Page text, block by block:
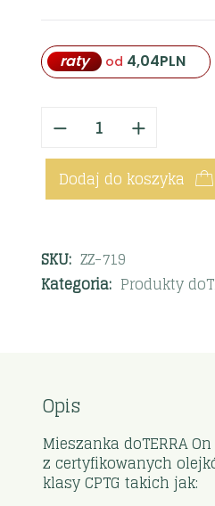
raty od 4,04PLN
Dodaj do koszyka
SKU: ZZ-719
Kategoria: Produkty
Opis
Mieszanka doTERRA
z certyfikowanych
klasy CPTG takich jak: